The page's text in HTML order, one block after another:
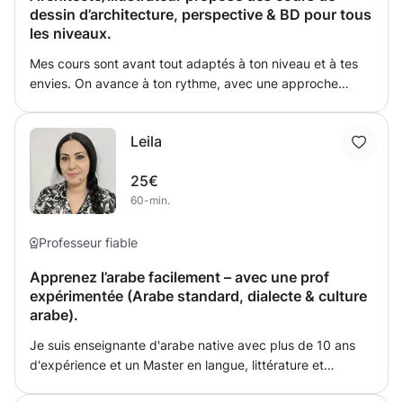
dessin d’architecture, perspective & BD pour tous
les niveaux.
Mes cours sont avant tout adaptés à ton niveau et à tes
envies. On avance à ton rythme, avec une approche
perspective, le dessin d’architecture et urbain mais aussi
le paysage, l'anatomie, la composition, et le
développement de ton propre style. Chaque séance
s’organise autour d'un échange sur tes objectifs, des
pratique et des conseils personnalisés. On peut aussi
portfolio ou tes dossiers scolaires. :)
Leila
25€
60-min.
Professeur fiable
Apprenez l’arabe facilement – avec une prof
expérimentée (Arabe standard, dialecte & culture
arabe).
Je suis enseignante d'arabe native avec plus de 10 ans
d'expérience et un Master en langue, littérature et